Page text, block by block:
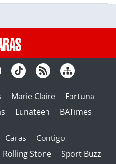
Marie Claire
Fortuna
Lunateen BATimes
Caras
Contigo
Rolling Stone
Sport Buzz